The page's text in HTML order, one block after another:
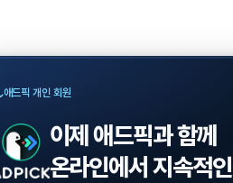
애드픽 개인 회원
이제 애드픽과 함께
온라인에서 지속적